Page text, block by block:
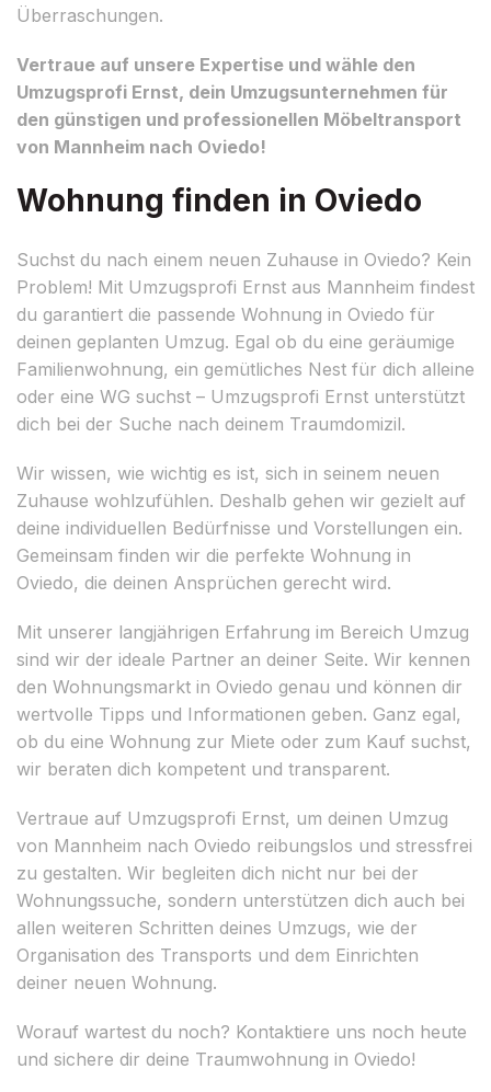
Überraschungen.
Vertraue auf unsere Expertise und wähle den
Umzugsprofi Ernst, dein Umzugsunternehmen für
den günstigen und professionellen Möbeltransport
von Mannheim nach Oviedo!
Wohnung finden in Oviedo
Suchst du nach einem neuen Zuhause in Oviedo? Kein
Problem! Mit Umzugsprofi Ernst aus Mannheim findest
du garantiert die passende Wohnung in Oviedo für
deinen geplanten Umzug. Egal ob du eine geräumige
Familienwohnung, ein gemütliches Nest für dich alleine
oder eine WG suchst – Umzugsprofi Ernst unterstützt
dich bei der Suche nach deinem Traumdomizil.
Wir wissen, wie wichtig es ist, sich in seinem neuen
Zuhause wohlzufühlen. Deshalb gehen wir gezielt auf
deine individuellen Bedürfnisse und Vorstellungen ein.
Gemeinsam finden wir die perfekte Wohnung in
Oviedo, die deinen Ansprüchen gerecht wird.
Mit unserer langjährigen Erfahrung im Bereich Umzug
sind wir der ideale Partner an deiner Seite. Wir kennen
den Wohnungsmarkt in Oviedo genau und können dir
wertvolle Tipps und Informationen geben. Ganz egal,
ob du eine Wohnung zur Miete oder zum Kauf suchst,
wir beraten dich kompetent und transparent.
Vertraue auf Umzugsprofi Ernst, um deinen Umzug
von Mannheim nach Oviedo reibungslos und stressfrei
zu gestalten. Wir begleiten dich nicht nur bei der
Wohnungssuche, sondern unterstützen dich auch bei
allen weiteren Schritten deines Umzugs, wie der
Organisation des Transports und dem Einrichten
deiner neuen Wohnung.
Worauf wartest du noch? Kontaktiere uns noch heute
und sichere dir deine Traumwohnung in Oviedo!